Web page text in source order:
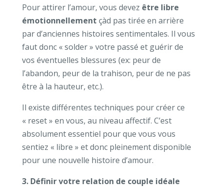
Pour attirer l’amour, vous devez être libre
émotionnellement çàd pas tirée en arrière
par d’anciennes histoires sentimentales. Il vous
faut donc « solder » votre passé et guérir de
vos éventuelles blessures (ex: peur de
l’abandon, peur de la trahison, peur de ne pas
être à la hauteur, etc.).
Il existe différentes techniques pour créer ce
« reset » en vous, au niveau affectif. C’est
absolument essentiel pour que vous vous
sentiez « libre » et donc pleinement disponible
pour une nouvelle histoire d’amour.
3. Définir votre relation de couple idéale